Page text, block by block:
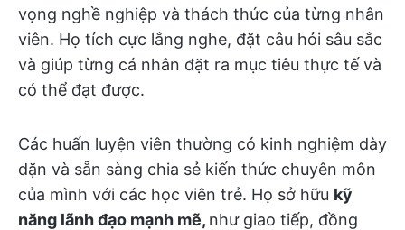
vọng nghề nghiệp và thách thức của từng nhân
viên. Họ tích cực lắng nghe, đặt câu hỏi sâu sắc
và giúp từng cá nhân đặt ra mục tiêu thực tế và
có thể đạt được.
Các huấn luyện viên thường có kinh nghiệm dày
dặn và sẵn sàng chia sẻ kiến thức chuyên môn
của mình với các học viên trẻ. Họ sở hữu kỹ
năng lãnh đạo mạnh mẽ, như giao tiếp, đồng